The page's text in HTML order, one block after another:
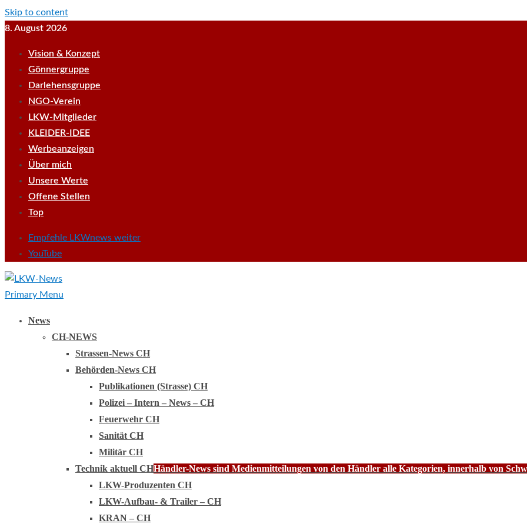
Skip to content
8. August 2026
Vision & Konzept
Gönnergruppe
Darlehensgruppe
NGO-Verein
LKW-Mitglieder
KLEIDER-IDEE
Werbeanzeigen
Über mich
Unsere Werte
Offene Stellen
Top
Empfehle LKWnews weiter
YouTube
Primary Menu
News
CH-NEWS
Strassen-News CH
Behörden-News CH
Publikationen (Strasse) CH
Polizei – Intern – News – CH
Feuerwehr CH
Sanität CH
Militär CH
Technik aktuell CHHändler-News sind Medienmitteilungen von den Händler alle Kategorien, innerhalb von
LKW-Produzenten CH
LKW-Aufbau- & Trailer – CH
KRAN – CH